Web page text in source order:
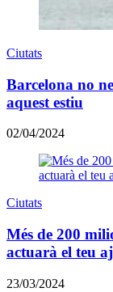
Ciutats
Barcelona no
aquest estiu
02/04/2024
Ciutats
Més de 200
actuarà el teu
23/03/2024